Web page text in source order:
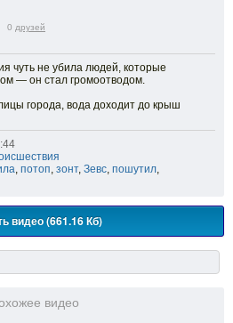
0 друзей
чуть не убила людей, которые
— он стал громоотводом.
города, вода доходит до крыш
потоп зонт, Зевс пошутил
видео (661.16 Кб)
видео